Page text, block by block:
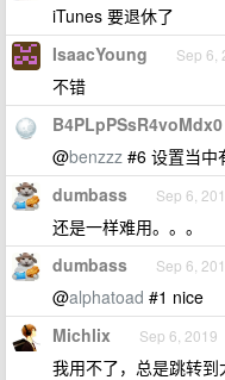
iTunes 要退休了
IsaacYoung Sep 6,
不错
B4PLpPSsR4voMdx0
@benzzz #6 设置当中
dumbass Sep 6,
还是一样难用。。。
dumbass Sep 6,
@alphatoad #1 nice
Michlix Sep 6, 2019
我用不了，总是跳转到